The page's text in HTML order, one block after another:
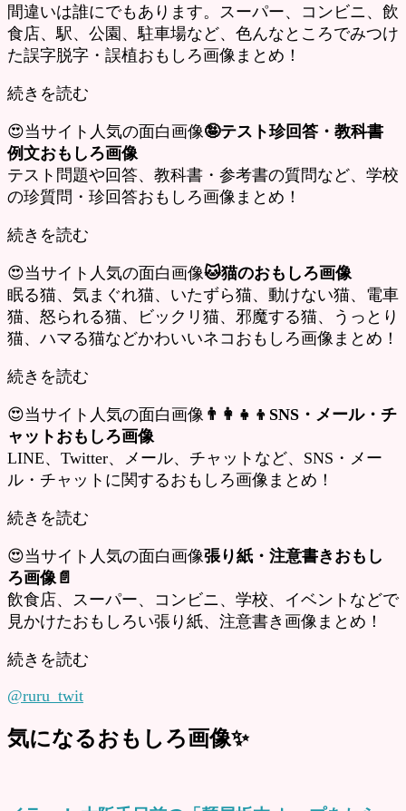
間違いは誰にでもあります。スーパー、コンビニ、飲
食店、駅、公園、駐車場など、色んなところでみつけ
た誤字脱字・誤植おもしろ画像まとめ！
続きを読む
😍当サイト人気の面白画像🤪テスト珍回答・教科書
例文おもしろ画像
テスト問題や回答、教科書・参考書の質問など、学校
の珍質問・珍回答おもしろ画像まとめ！
続きを読む
😍当サイト人気の面白画像🐱猫のおもしろ画像
眠る猫、気まぐれ猫、いたずら猫、動けない猫、電車
猫、怒られる猫、ビックリ猫、邪魔する猫、うっとり
猫、ハマる猫などかわいいネコおもしろ画像まとめ！
続きを読む
😍当サイト人気の面白画像 👨‍👩‍👧‍👦SNS・メール・チ
ャットおもしろ画像
LINE、Twitter、メール、チャットなど、SNS・メー
ル・チャットに関するおもしろ画像まとめ！
続きを読む
😍当サイト人気の面白画像張り紙・注意書きおもし
ろ画像📄
飲食店、スーパー、コンビニ、学校、イベントなどで
見かけたおもしろい張り紙、注意書き画像まとめ！
続きを読む
@ruru_twit
気になるおもしろ画像✨